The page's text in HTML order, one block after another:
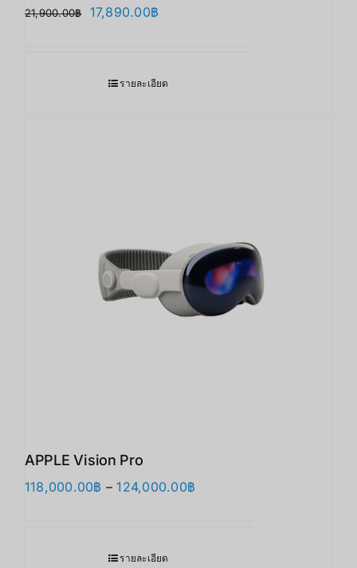
21,900.00฿
Original
21,900.00฿.
17,890.00฿
รายละเอียด
APPLE Vision Pro
118,000.00฿ – 124,000.00฿
รายละเอียด